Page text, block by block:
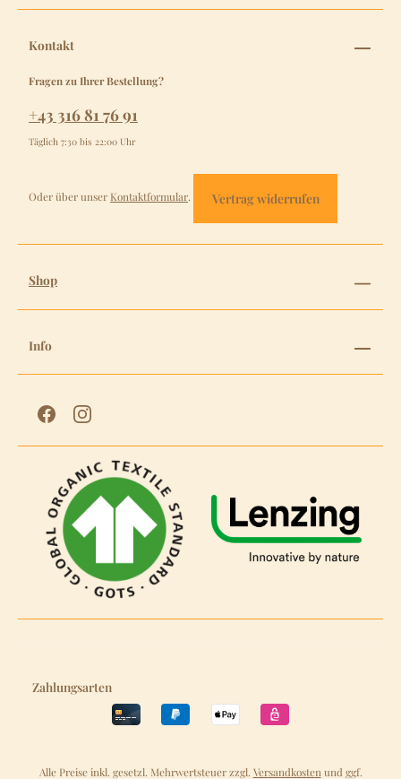
Kontakt
Fragen zu Ihrer Bestellung?
+43 316 81 76 91
Täglich 7:30 bis 22:00 Uhr
Oder über unser Kontaktformular. Vertrag widerrufen
Shop
Info
Zahlungsarten
Alle Preise inkl. gesetzl. Mehrwertsteuer zzgl. Versandkosten und ggf.